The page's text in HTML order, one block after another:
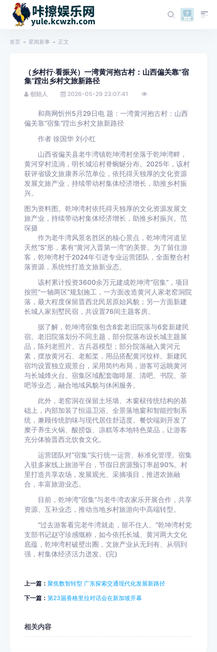
首页 星闻新事 正文
（乡村行·看振兴）一湾黄河抱古村：山西偏关靠“宿
集”蹚出乡村文旅新路径
创始人 2026-05-29 23:07:41
和商网忻州5月29日电 题：一湾黄河抱古村：山西
偏关靠“宿集”蹚出乡村文旅新路径
作者 徐国华 刘小红
山西省偏关县老牛湾镇乾坤湾村坐落于乾坤湾畔，
黄河穿村流淌，明长城沿村脊蜿蜒分布。2025年，该村
获评省级文旅康养示范单位，依托得天独厚的文化资源
发展文旅产业，持续带动村集体经济增长，助推乡村振
兴。
图为资料图。乾坤湾村依托得天独厚的文化资源发展文
旅产业，持续带动村集体经济增长，助推乡村振兴。范
琛摄
作为老牛湾风景名胜区的核心景点，乾坤湾河道呈
天然“S”形，素有“黄河入晋第一湾”的美誉。为了留住游
客，乾坤湾村于2024年引进专业运营团队，全面整合村
落资源，系统性打造文旅新业态。
该村累计投资3600余万元建成乾坤湾“宿集”，项目
按照“一轴两区”规划施工，一方面改造黄河人家老窑洞院
落，最大程度保留晋西北民居原始风貌；另一方面新建
长城人家别墅民宿，共设置76间主题客房。
据了解，乾坤湾宿集包含8套老旧院落与6套新建民
宿。老旧院落划分不同主题，部分院落布设长城主题展
品，陈列老照片、古兵器模型；部分院落融入黄河元
素，摆放黄河石、老船桨，用品搭配黄河纹样。新建民
宿均设置独立观景台，采用简约布局，游客可远眺黄河
与长城烽火台。宿集区域配套咖啡屋、清吧、书院、茶
吧等业态，融合地域风貌与休闲服务。
此外，老窑洞在保留土坯墙、木窗棂传统结构的基
础上，内部加装了恒温卫浴、全景落地窗和智能控制系
统，兼顾传统韵味与现代居住舒适度。餐饮端则开发了
糜子养生火锅、酸捞饭、凉糕等本地特色菜品，让游客
充分体验晋西北饮食文化。
运营团队对“宿集”实行统一运营、标准化管理。宿集
入驻多家线上旅游平台，节假日房源预订率超90%。村
里打造共享农场，发展观光、采摘项目，推进农旅融
合，丰富旅游业态。
目前，乾坤湾“宿集”与老牛湾农家乐开展合作，共享
资源、互补业态，推动当地乡村旅游向中高端转型。
“过去游客看完老牛湾就走，留不住人。”乾坤湾村党
支部书记赵守珍感慨称，如今依托长城、黄河两大文化
底蕴，乾坤湾村破壁出圈，文旅产业从无到有、从弱到
强，村集体经济活力迸发。(完)
上一篇： 聚焦数智转型 广东探索交通现代化发展新路径
下一篇： 第23届香格里拉对话会在新加坡开幕
相关内容